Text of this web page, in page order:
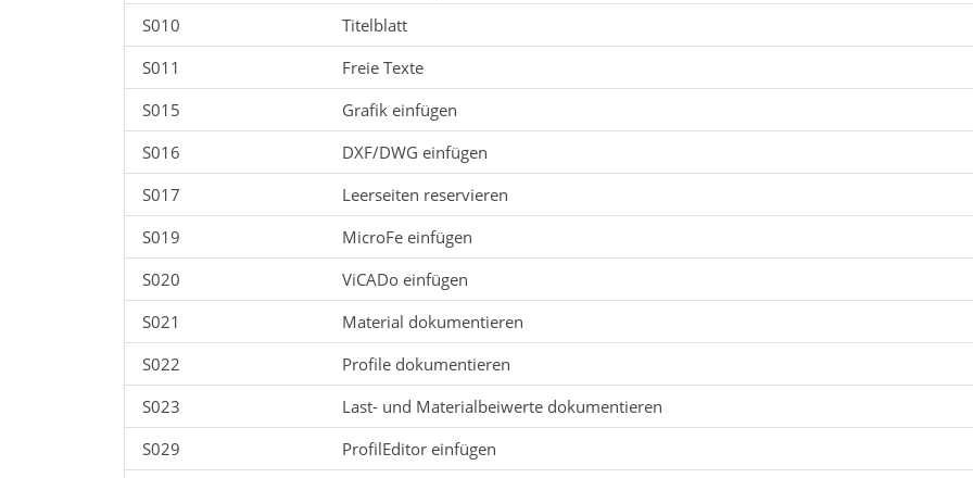
S010
Titelblatt
S011
Freie Texte
S015
Grafik einfügen
S016
DXF/DWG einfügen
S017
Leerseiten reservieren
S019
MicroFe einfügen
S020
ViCADo einfügen
S021
Material dokumentieren
S022
Profile dokumentieren
S023
Last- und Materialbeiwerte dokumentieren
S029
ProfilEditor einfügen